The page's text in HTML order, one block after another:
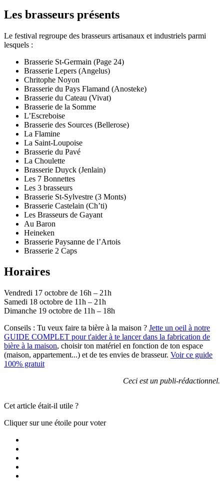
Les brasseurs présents
Le festival regroupe des brasseurs artisanaux et industriels parmi
lesquels :
Brasserie St-Germain (Page 24)
Brasserie Lepers (Angelus)
Chritophe Noyon
Brasserie du Pays Flamand (Anosteke)
Brasserie du Cateau (Vivat)
Brasserie de la Somme
L’Escreboise
Brasserie des Sources (Bellerose)
La Flamine
La Saint-Loupoise
Brasserie du Pavé
La Choulette
Brasserie Duyck (Jenlain)
Les 7 Bonnettes
Les 3 brasseurs
Brasserie St-Sylvestre (3 Monts)
Brasserie Castelain (Ch’ti)
Les Brasseurs de Gayant
Au Baron
Heineken
Brasserie Paysanne de l’Artois
Brasserie 2 Caps
Horaires
Vendredi 17 octobre de 16h – 21h
Samedi 18 octobre de 11h – 21h
Dimanche 19 octobre de 11h – 18h
Conseils : Tu veux faire ta bière à la maison ? Jette un oeil à notre
GUIDE COMPLET pour t'aider à te lancer dans la fabrication de
bière à la maison, choisir ton matériel en fonction de ton espace
(maison, appartement...) et de tes envies de brasseur. Voir ce guide
100% gratuit
Ceci est un publi-rédactionnel.
Cet article était-il utile ?
Cliquer sur une étoile pour voter